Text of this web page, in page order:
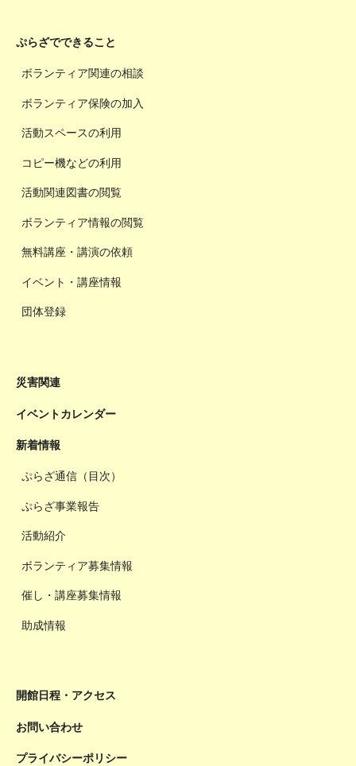
ぷらざでできること
ボランティア関連の相談
ボランティア保険の加入
活動スペースの利用
コピー機などの利用
活動関連図書の閲覧
ボランティア情報の閲覧
無料講座・講演の依頼
イベント・講座情報
団体登録
災害関連
イベントカレンダー
新着情報
ぷらざ通信（目次）
ぷらざ事業報告
活動紹介
ボランティア募集情報
催し・講座募集情報
助成情報
開館日程・アクセス
お問い合わせ
プライバシーポリシー